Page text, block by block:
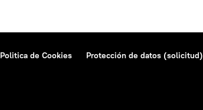
Politica de Cookies Protección de datos (solicitud)